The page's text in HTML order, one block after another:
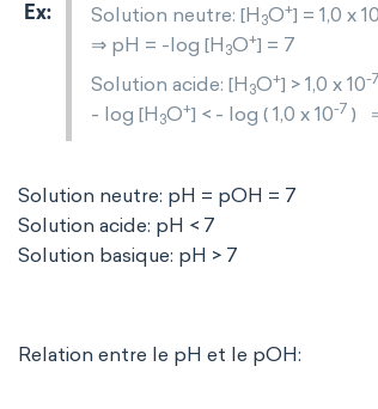
Solution neutre: [H 3O+] = 1,0 x 10
⇒ pH = -log [H 3O+] = 7
Solution acide: [H 3O+] > 1,0 x 10-7
- log [H 3O+] < - log ( 1,0 x 10-7 )
Solution neutre: pH = pOH = 7
Solution acide: pH < 7
Solution basique: pH > 7
Relation entre le pH et le pOH: